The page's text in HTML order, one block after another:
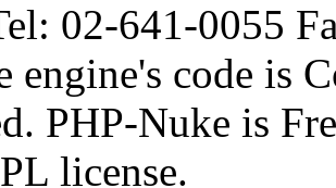
02-641-0055
engine's code is
PHP-Nuke is
license.